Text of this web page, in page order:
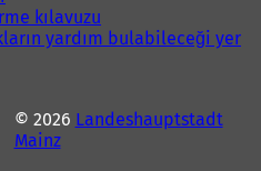
kılavuzu
yardım bulabileceği yer
© 2026 Landeshauptstadt
Mainz